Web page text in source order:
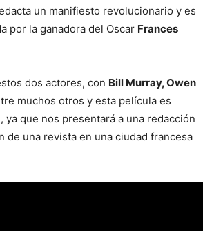
un manifiesto revolucionario y es
por la ganadora del Oscar Frances
dos actores, con Bill Murray, Owen
muchos otros y esta película es
que nos presentará a una redacción
una revista en una ciudad francesa